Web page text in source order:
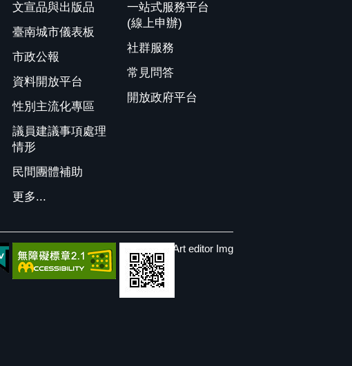
文宣品與出版品
臺南城市儀表板
市政公報
資料開放平台
性別主流化專區
議員建議事項處理
情形
民間團體補助
更多...
一站式服務平台
(線上申辦)
社群服務
常見問答
開放政府平台